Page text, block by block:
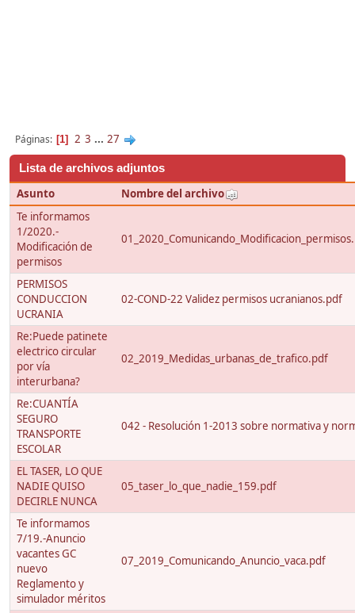
Páginas 1 2 3 ... 27
Lista de archivos adjuntos
Asunto
Nombre del archivo
Te informamos
1/2020.-
Modificación de
permisos
PERMISOS
CONDUCCION
UCRANIA
02-COND-22 Validez permisos ucranianos.pdf
Re:Puede patinete
electrico circular
por vía
interurbana?
02_2019_Medidas_urbanas_de_trafico.pdf
Re:CUANTÍA
SEGURO
TRANSPORTE
ESCOLAR
042 - Resolución 1-2013 sobre normativa y
EL TASER, LO QUE
NADIE QUISO
DECIRLE NUNCA
05_taser_lo_que_nadie_159.pdf
Te informamos
7/19.-Anuncio
vacantes GC
nuevo
Reglamento y
simulador méritos
07_2019_Comunicando_Anuncio_vaca.pdf